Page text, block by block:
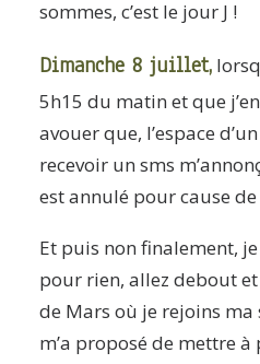
sommes, c’est le jour J !
Dimanche 8 juillet,
5h15 du matin et que
avouer que, l’espace
recevoir un sms
est annulé pour cause
Et puis non finalement,
pour rien, allez debout
de Mars où je rejoins ma
m’a proposé de mettre